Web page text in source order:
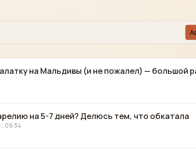
на Мальдивы (и не пожалел) — большой
на 5-7 дней? Делюсь тем, что обкатала
09:34